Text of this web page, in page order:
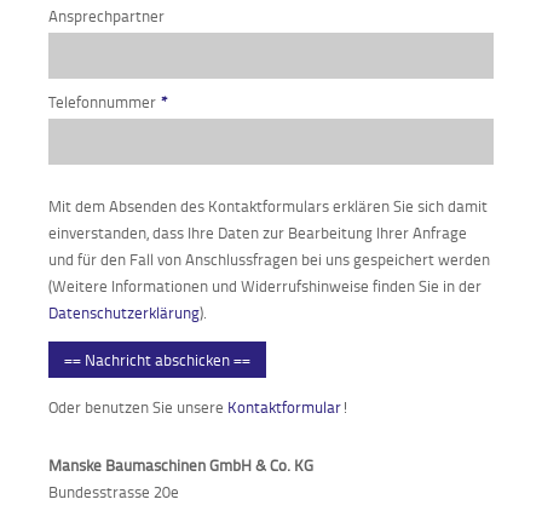
Ansprechpartner
Telefonnummer *
Mit dem Absenden des Kontaktformulars erklären Sie sich damit
einverstanden, dass Ihre Daten zur Bearbeitung Ihrer Anfrage
und für den Fall von Anschlussfragen bei uns gespeichert werden
(Weitere Informationen und Widerrufshinweise finden Sie in der
Datenschutzerklärung).
== Nachricht abschicken ==
Oder benutzen Sie unsere Kontaktformular!
Manske Baumaschinen GmbH & Co. KG
Bundesstrasse 20e